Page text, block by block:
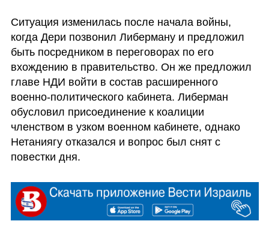
Ситуация изменилась после начала войны,
когда Дери позвонил Либерману и предложил
быть посредником в переговорах по его
вхождению в правительство. Он же предложил
главе НДИ войти в состав расширенного
военно-политического кабинета. Либерман
обусловил присоединение к коалиции
членством в узком военном кабинете, однако
Нетаниягу отказался и вопрос был снят с
повестки дня.